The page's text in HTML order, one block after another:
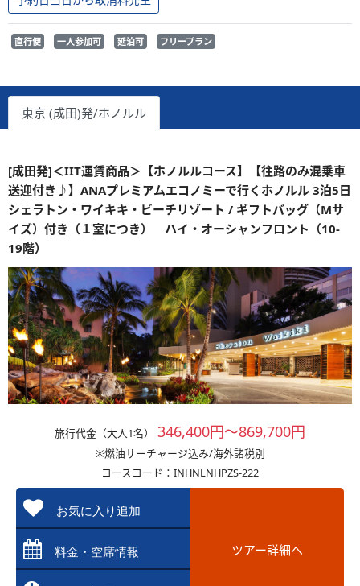
直行便 一人参加可 延泊可 フリープラン
東京 (成田)発/ホノルル
[成田発]＜IIT運賃商品＞【ホノルルコース】【往路のみ混乗車
送迎付き♪】ANAプレミアムエコノミーで行くホノルル 3泊5日
シェラトン・ワイキキ・ビーチリゾート / ギフトバッグ（Mサ
イズ）付き（１室につき） ハイ・オーシャンフロント（10-
19階）
旅行代金（大人1名） 346,400円～869,700円
※燃油サーチャージ込み/海外諸税別
コースコード：INHNLNHPZS-222
お気に入り追加
料金・空席情報 ツアー詳細へ